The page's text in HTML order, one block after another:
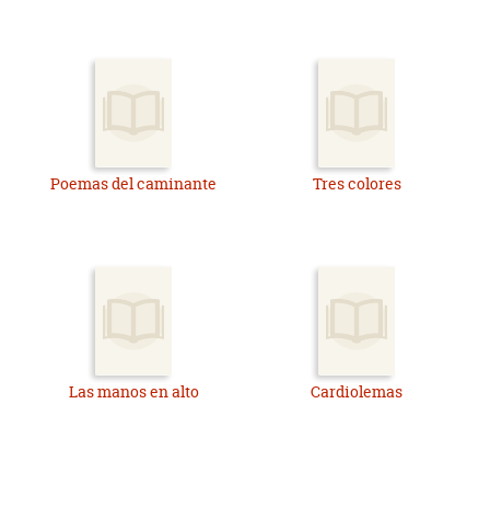
Poemas del caminante Tres colores
Las manos en alto Cardiolemas